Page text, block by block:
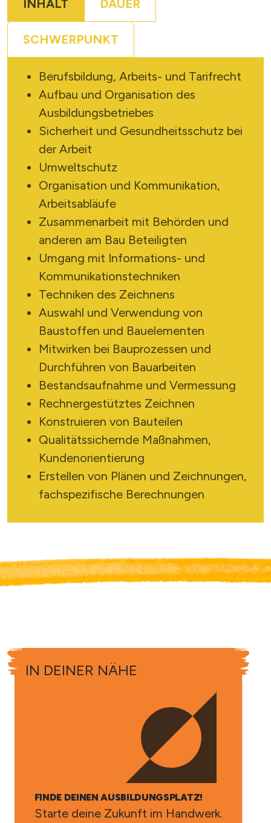
SUCHE STARTEN
INHALT DAUER
SCHWERPUNKT
Berufsbildung, Arbeits- und Tarifrecht
Aufbau und Organisation des
Ausbildungsbetriebes
Sicherheit und Gesundheitsschutz bei
der Arbeit
Umweltschutz
Organisation und Kommunikation,
Arbeitsabläufe
Zusammenarbeit mit Behörden und
anderen am Bau Beteiligten
Umgang mit Informations- und
Kommunikationstechniken
Techniken des Zeichnens
Auswahl und Verwendung von
Baustoffen und Bauelementen
Mitwirken bei Bauprozessen und
Durchführen von Bauarbeiten
Bestandsaufnahme und Vermessung
Rechnergestütztes Zeichnen
Konstruieren von Bauteilen
Qualitätssichernde Maßnahmen,
Kundenorientierung
Erstellen von Plänen und Zeichnungen,
fachspezifische Berechnungen
IN DEINER NÄHE
FINDE DEINEN AUSBILDUNGSPLATZ!
Starte deine Zukunft im Handwerk.